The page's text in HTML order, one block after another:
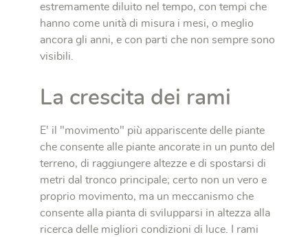
estremamente diluito nel tempo, con tempi che
hanno come unità di misura i mesi, o meglio
ancora gli anni, e con parti che non sempre sono
visibili.
La crescita dei rami
E' il "movimento" più appariscente delle piante
che consente alle piante ancorate in un punto del
terreno, di raggiungere altezze e di spostarsi di
metri dal tronco principale; certo non un vero e
proprio movimento, ma un meccanismo che
consente alla pianta di svilupparsi in altezza alla
ricerca delle migliori condizioni di luce. I rami